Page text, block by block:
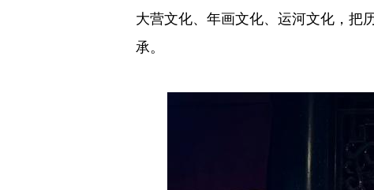
大营文化、年画文化、运河文化，把
承。